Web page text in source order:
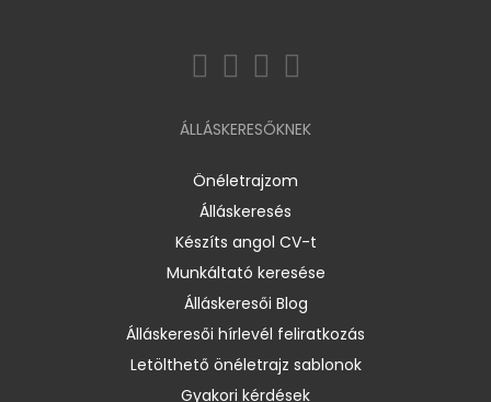
ÁLLÁSKERESŐKNEK
Önéletrajzom
Álláskeresés
Készíts angol CV-t
Munkáltató keresése
Álláskeresői Blog
Álláskeresői hírlevél feliratkozás
Letölthető önéletrajz sablonok
Gyakori kérdések